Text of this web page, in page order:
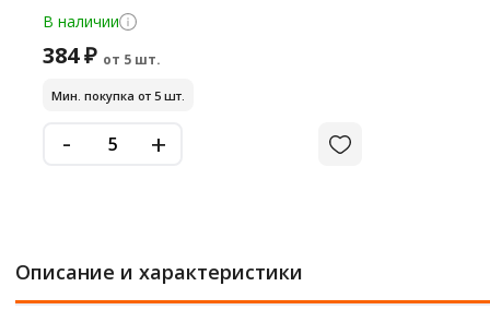
В наличии
384 ₽ от 5 шт.
Мин. покупка от 5 шт.
- +
Описание и характеристики